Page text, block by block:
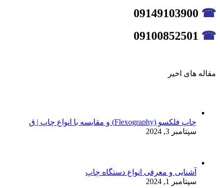
☎
☎
مقاله های اخیر
چاپ فلکسو (Flexography) و مقایسه با انواع چاپ | ق
سپتامبر 3, 2024
آشنایی و معرفی انواع دستگاه چاپ
سپتامبر 1, 2024